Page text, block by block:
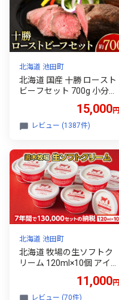
北海道 池田町
北海道 国産 十勝 ロースト
ビーフセット 700g 小分け
ストビーフ お中元 お歳暮
ギフト 贈答 無添加 ロース
15,000円
レビュー (1387件)
北海道 池田町
北海道 牧場の生ソフトク
リーム 120ml×10個 アイス
池田町 ジェラート ギフト
ソフトクリーム 国産 セッ
11,000円
レビュー (70件)